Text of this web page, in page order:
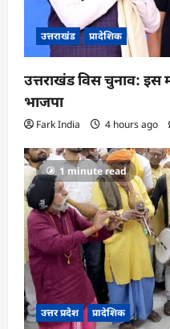
उत्तराखंड प्रादेशिक
उत्तराखंड विस चुनाव: इस
भाजपा
Fark India 4 hours ago
1 minute read
उत्तर प्रदेश प्रादेशिक